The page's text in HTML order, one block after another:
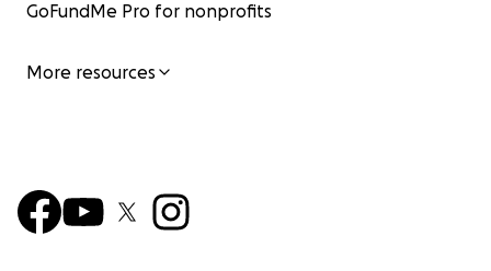
GoFundMe Pro for nonprofits
More resources